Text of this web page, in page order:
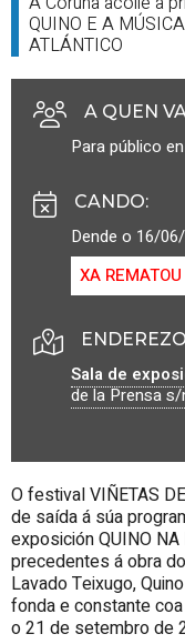
QUINO E A
ATLÁNTICO
A QUEN
Para público
CANDO:
Dende o 16/
XA REMATOU
Sala de
de la Prensa
O festivalVIÑETAS
de saída á súa
exposiciónQUINO
precedentes á obra
Lavado Teixugo,
fonda e constante
o 21 de setembro de